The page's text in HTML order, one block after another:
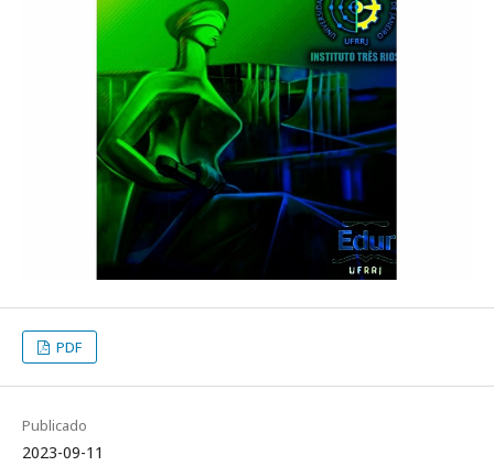
PDF
Publicado
2023-09-11